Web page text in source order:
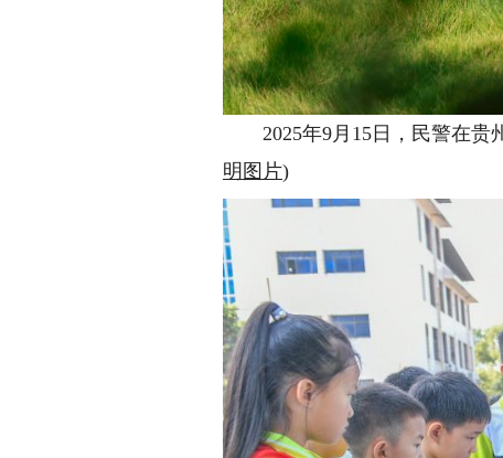
2025年9月15日，民警在贵
明图片)